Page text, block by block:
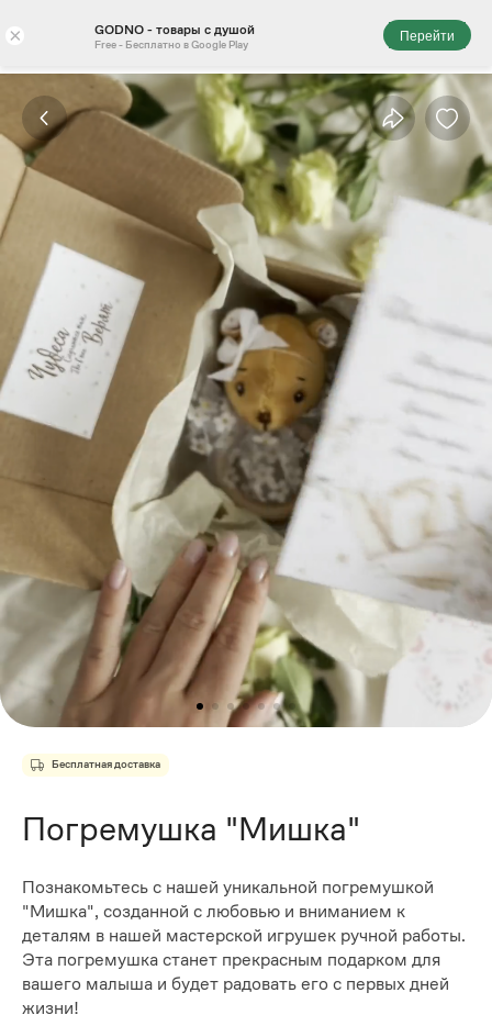
× GODNO - товары с душой
Free - Бесплатно в Google Play
Перейти
Бесплатная доставка
Погремушка "Мишка"
Познакомьтесь с нашей уникальной погремушкой
"Мишка", созданной с любовью и вниманием к
деталям в нашей мастерской игрушек ручной работы.
Эта погремушка станет прекрасным подарком для
вашего малыша и будет радовать его с первых дней
жизни!